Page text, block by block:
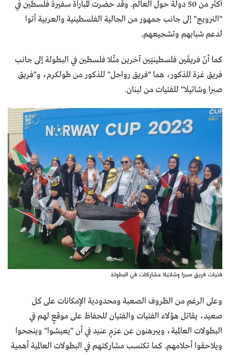
أكثر من 50 دولة حول العالم. وقد حضرت المباراة سفيرة فلسطين في
"النرويج" إلى جانب جمهور من الجالية الفلسطينية والعربية أتوا
لدعم شبابهم وتشجيعهم.
كما أنّ فريقَين فلسطينيَين آخرين مثّلا فلسطين في البطولة إلى جانب
فريق غزة للذكور، هما "فريق رواحل" للذكور من طولكرم، و"فريق
صبرا وشاتيلا" للفتيات من لبنان.
فتيات فريق صبرا وشاتيلا مشاركات في البطولة
وعلى الرغم من الظروف الصعبة ومحدودية الإمكانات على كل
صعيد، يقاتل هؤلاء الفتيات والفتيان للحفاظ على موقعٍ لهم في
البطولات العالمية، ويبرهنون عن عزمٍ عنيد في أن "يعيشوا" وينجحوا
ويلاحقوا أحلامهم. كما تكتسب مشاركتهم في البطولات العالمية أهمية